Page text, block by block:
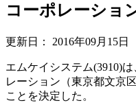
コーポレーショ
更新日： 2016年09月15日
エムケイシステム(3910)
レーション（東京都文京
ことを決定した。